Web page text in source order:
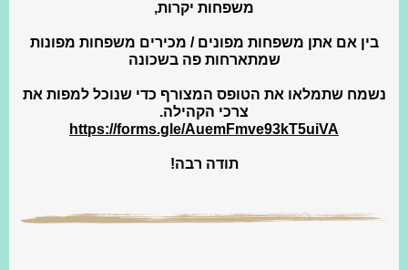
משפחות יקרות,
בין אם אתן משפחות מפונים / מכירים משפחות מפונות
שמתארחות פה בשכונה
נשמח שתמלאו את הטופס המצורף כדי שנוכל למפות את
צרכי הקהילה.
https://forms.gle/AuemFmve93kT5uiVA
תודה רבה!